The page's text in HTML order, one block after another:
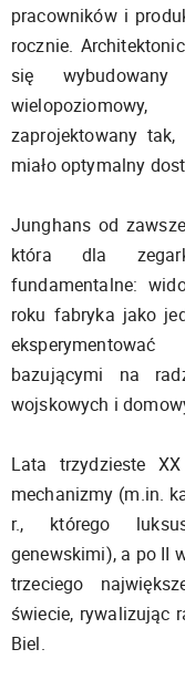
pracowników i
rocznie.
się
zaprojektowany
miało optymalny
Junghans od
która dla
fundamentalne:
roku fabryka jako
bazującymi na
wojskowych i
Lata trzydzieste
mechanizmy (m.in.
r., którego
genewskimi), a po II
trzeciego
świecie, rywalizując
Biel.